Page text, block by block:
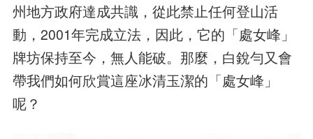
州地方政府達成共識，從此禁止任何登山活
動，2001年完成立法，因此，它的「處女峰」
牌坊保持至今，無人能破。那麼，白銳勻又會
帶我們如何欣賞這座冰清玉潔的「處女峰」
呢？